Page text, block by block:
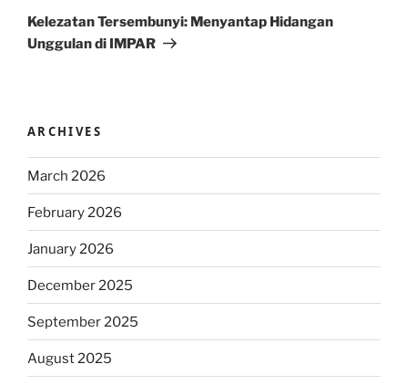
Post
Kelezatan Tersembunyi: Menyantap Hidangan
Unggulan di IMPAR
ARCHIVES
March 2026
February 2026
January 2026
December 2025
September 2025
August 2025